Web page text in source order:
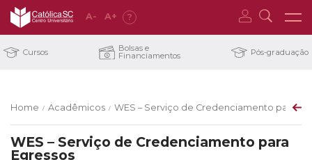
A- A+ ?
Cursos Bolsas e
Financiamentos Pós-graduação
Home / Acadêmicos / WES – Serviço de Credenciamento para
WES – Serviço de Credenciamento para
Egressos